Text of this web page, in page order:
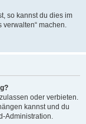
so kannst du dies im
verwalten“ machen.
oder verbieten.
kannst und du
Administration.